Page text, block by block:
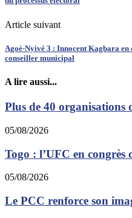
Article suivant
Agoè-Nyivé 3 : Innocent Kagbara
conseiller municipal
A lire aussi...
Plus de 40 organisations
05/08/2026
Togo : l’UFC en congrès
05/08/2026
Le PCC renforce son